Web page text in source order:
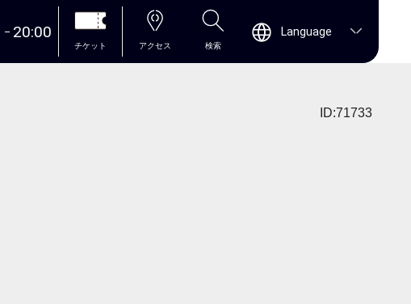
20:00
チケット アクセス 検索
Language
ID:71733